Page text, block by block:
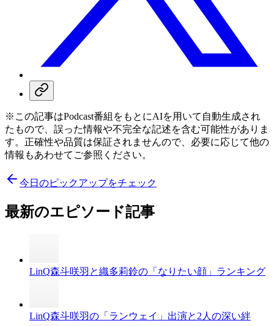
※この記事はPodcast番組をもとにAIを用いて自動生成され
たもので、誤った情報や不完全な記述を含む可能性がありま
す。正確性や品質は保証されませんので、必要に応じて他の
情報もあわせてご参照ください。
今日のピックアップをチェック
最新のエピソード記事
LinQ森斗咲羽と織多莉鈴の「なりたい顔」ランキング
LinQ森斗咲羽の「ランウェイ」出演と2人の深い絆